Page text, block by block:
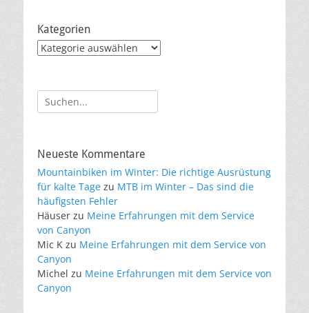
Kategorien
Kategorien
Suche
nach:
Neueste Kommentare
Mountainbiken im Winter: Die richtige Ausrüstung
für kalte Tage zu MTB im Winter – Das sind die
häufigsten Fehler
Häuser zu Meine Erfahrungen mit dem Service
von Canyon
Mic K zu Meine Erfahrungen mit dem Service von
Canyon
Michel zu Meine Erfahrungen mit dem Service von
Canyon